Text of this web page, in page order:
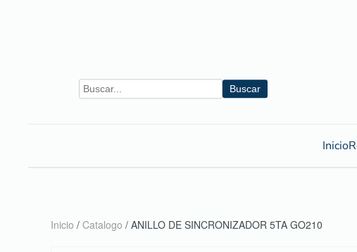
Buscar
Inicio
Inicio / Catalogo / ANILLO DE SINCRONIZADOR 5TA GO210